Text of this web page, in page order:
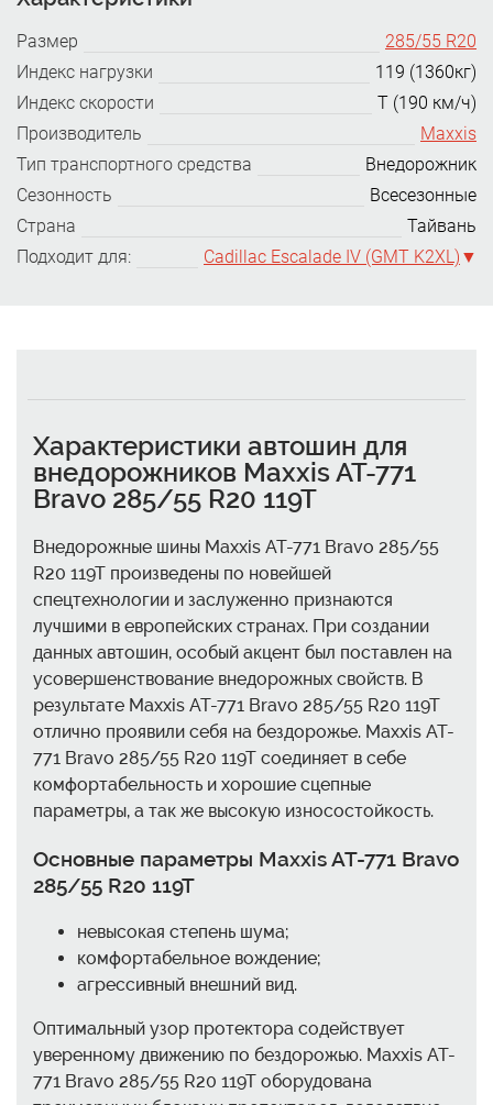
Размер
285/55 R20
Индекс нагрузки
119 (1360кг)
Индекс скорости
T (190 км/ч)
Производитель
Maxxis
Тип транспортного средства
Внедорожник
Сезонность
Всесезонные
Страна
Тайвань
Подходит для:
Cadillac Escalade IV (GMT K2XL)
Характеристики автошин для
внедорожников Maxxis AT-771
Bravo 285/55 R20 119T
Внедорожные шины Maxxis AT-771 Bravo 285/55
R20 119T произведены по новейшей
спецтехнологии и заслуженно признаются
лучшими в европейских странах. При создании
данных автошин, особый акцент был поставлен на
усовершенствование внедорожных свойств. В
результате Maxxis AT-771 Bravo 285/55 R20 119T
отлично проявили себя на бездорожье. Maxxis AT-
771 Bravo 285/55 R20 119T соединяет в себе
комфортабельность и хорошие сцепные
параметры, а так же высокую износостойкость.
Основные параметры Maxxis AT-771 Bravo
285/55 R20 119T
невысокая степень шума;
комфортабельное вождение;
агрессивный внешний вид.
Оптимальный узор протектора содействует
уверенному движению по бездорожью. Maxxis AT-
771 Bravo 285/55 R20 119T оборудована